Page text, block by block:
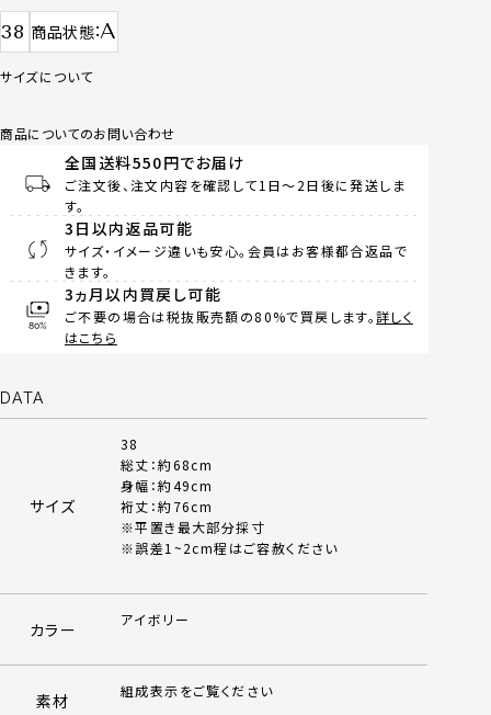
38 商品状態 A
サイズについて
商品についてのお問い合わせ
全国送料550円でお届け
ご注文後、注文内容を確認して1日～2日後に発送しま
す。
3日以内返品可能
サイズ・イメージ違いも安心。会員はお客様都合返品で
きます。
3ヵ月以内買戻し可能
ご不要の場合は税抜販売額の80%で買戻します。詳しく
はこちら
DATA
サイズ
38
総丈：約68cm
身幅：約49cm
裄丈：約76cm
※平置き最大部分採寸
※誤差1~2cm程はご容赦ください
カラー アイボリー
素材 組成表示をご覧ください